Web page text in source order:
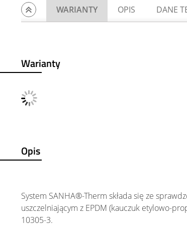
WARIANTY OPIS DANE
Warianty
Opis
System SANHA®-Therm składa się ze
uszczelniającym z EPDM (kauczuk etylowo-
10305-3.